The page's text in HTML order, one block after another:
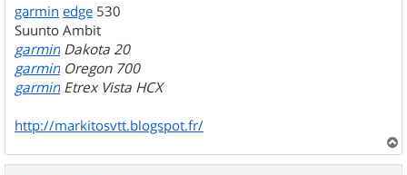
garmin edge 530
Suunto Ambit
garmin Dakota 20
garmin Oregon 700
garmin Etrex Vista HCX
http://markitosvtt.blogspot.fr/
a